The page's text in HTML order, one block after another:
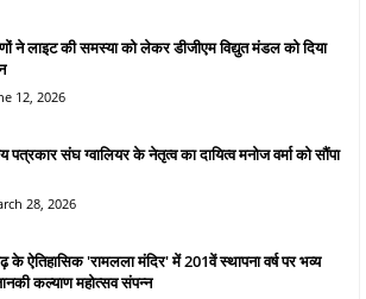
ने लाइट की समस्या को लेकर डीजीएम विद्युत मंडल को दिया
12, 2026
पत्रकार संघ ग्वालियर के नेतृत्व का दायित्व मनोज वर्मा को सौंपा
28, 2026
के ऐतिहासिक 'रामलला मंदिर' में 201वें स्थापना वर्ष पर भव्य
कल्याण महोत्सव संपन्न